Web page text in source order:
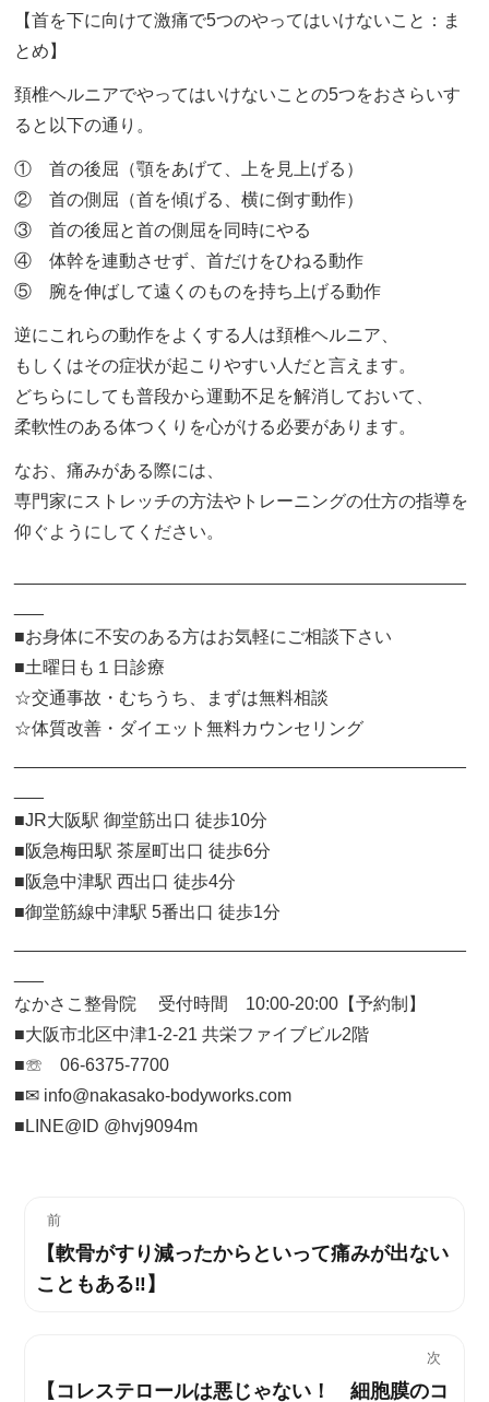
【首を下に向けて激痛で5つのやってはいけないこと：ま
とめ】
頚椎ヘルニアでやってはいけないことの5つをおさらいす
ると以下の通り。
① 首の後屈（顎をあげて、上を見上げる）
② 首の側屈（首を傾げる、横に倒す動作）
③ 首の後屈と首の側屈を同時にやる
④ 体幹を連動させず、首だけをひねる動作
⑤ 腕を伸ばして遠くのものを持ち上げる動作
逆にこれらの動作をよくする人は頚椎ヘルニア、
もしくはその症状が起こりやすい人だと言えます。
どちらにしても普段から運動不足を解消しておいて、
柔軟性のある体つくりを心がける必要があります。
なお、痛みがある際には、
専門家にストレッチの方法やトレーニングの仕方の指導を
仰ぐようにしてください。
■お身体に不安のある方はお気軽にご相談下さい
■土曜日も１日診療
☆交通事故・むちうち、まずは無料相談
☆体質改善・ダイエット無料カウンセリング
■JR大阪駅 御堂筋出口 徒歩10分
■阪急梅田駅 茶屋町出口 徒歩6分
■阪急中津駅 西出口 徒歩4分
■御堂筋線中津駅 5番出口 徒歩1分
なかさこ整骨院 受付時間 10:00-20:00【予約制】
■大阪市北区中津1-2-21 共栄ファイブビル2階
■☏ 06-6375-7700
■✉︎ info@nakasako-bodyworks.com
■LINE@ID @hvj9094m
前
過
去
稿:
【軟骨がすり減ったからといって痛みが出ない
こともある‼】
次
次【コレステロールは悪じゃない！ 細胞膜のコ